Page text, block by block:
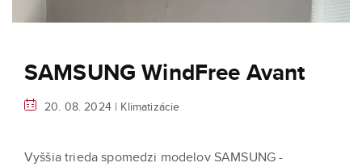
SAMSUNG WindFree Avant
20. 08. 2024 | Klimatizácie
Vyššia trieda spomedzi modelov SAMSUNG -